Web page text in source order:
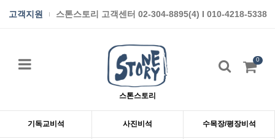
고객지원 스톤스토리 고객센터 02-304-8895(4) I 010-4218-5338
스톤스토리
0
기독교비석 사진비석 수목장/평장비석